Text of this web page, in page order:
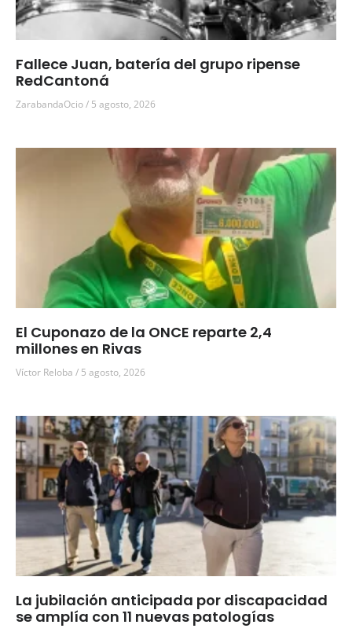
Fallece Juan, batería del grupo ripense
RedCantoná
ZarabandaOcio 5 agosto, 2026
El Cuponazo de la ONCE reparte 2,4
millones en Rivas
Víctor Reloba 5 agosto, 2026
La jubilación anticipada por discapacidad
se amplía con 11 nuevas patologías